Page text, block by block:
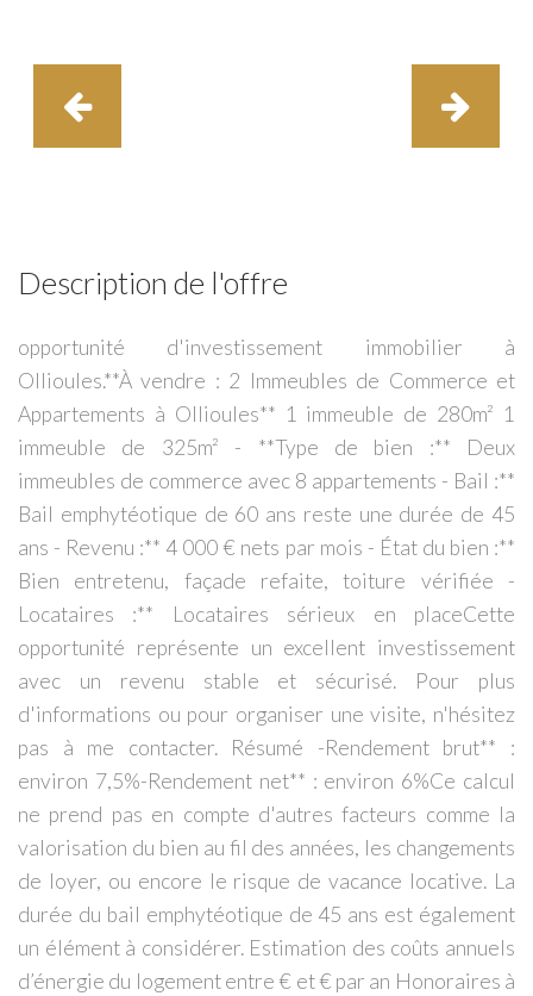
Description de l'offre
opportunité d'investissement immobilier à
Ollioules.**À vendre : 2 Immeubles de Commerce et
Appartements à Ollioules** 1 immeuble de 280m² 1
immeuble de 325m² - **Type de bien :** Deux
immeubles de commerce avec 8 appartements - Bail :**
Bail emphytéotique de 60 ans reste une durée de 45
ans - Revenu :** 4 000 € nets par mois - État du bien :**
Bien entretenu, façade refaite, toiture vérifiée -
Locataires :** Locataires sérieux en placeCette
opportunité représente un excellent investissement
avec un revenu stable et sécurisé. Pour plus
d'informations ou pour organiser une visite, n'hésitez
pas à me contacter. Résumé -Rendement brut** :
environ 7,5%-Rendement net** : environ 6%Ce calcul
ne prend pas en compte d'autres facteurs comme la
valorisation du bien au fil des années, les changements
de loyer, ou encore le risque de vacance locative. La
durée du bail emphytéotique de 45 ans est également
un élément à considérer. Estimation des coûts annuels
d’énergie du logement entre € et € par an Honoraires à